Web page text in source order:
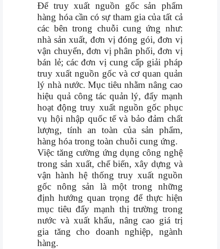
Để truy xuất nguồn gốc sản phẩm
hàng hóa cần có sự tham gia của tất cả
các bên trong chuỗi cung ứng như:
nhà sản xuất, đơn vị đóng gói, đơn vị
vận chuyển, đơn vị phân phối, đơn vị
bán lẻ; các đơn vị cung cấp giải pháp
truy xuất nguồn gốc và cơ quan quản
lý nhà nước. Mục tiêu nhằm nâng cao
hiệu quả công tác quản lý, đẩy mạnh
hoạt động truy xuất nguồn gốc phục
vụ hội nhập quốc tế và bảo đảm chất
lượng, tính an toàn của sản phẩm,
hàng hóa trong toàn chuỗi cung ứng.
Việc tăng cường ứng dụng công nghệ
trong sản xuất, chế biến, xây dựng và
vận hành hệ thống truy xuất nguồn
gốc nông sản là một trong những
định hướng quan trọng để thực hiện
mục tiêu đẩy mạnh thị trường trong
nước và xuất khẩu, nâng cao giá trị
gia tăng cho doanh nghiệp, ngành
hàng.